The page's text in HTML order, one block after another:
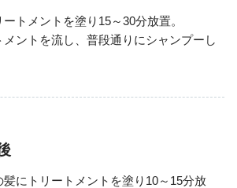
トメントを塗り15～30分放置。
メントを流し、普段通りにシャンプーし
髪にトリートメントを塗り10～15分放